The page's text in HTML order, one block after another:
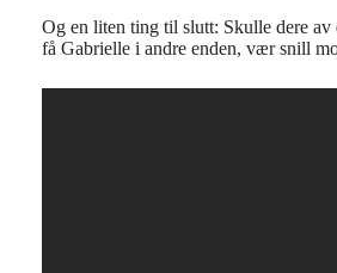
Og en liten ting til slutt: Skulle dere av
få Gabrielle i andre enden, vær snill